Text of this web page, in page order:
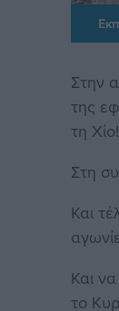
Στην
της
τη
Στη
Και
Και
το